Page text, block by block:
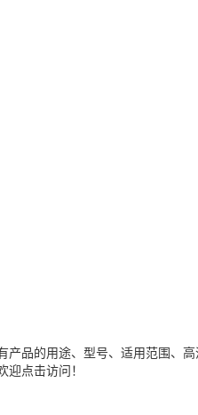
产品的用途、型号、适用范围、
点击访问！